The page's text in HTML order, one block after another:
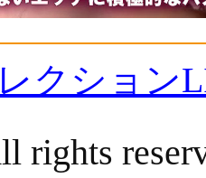
クション
rights